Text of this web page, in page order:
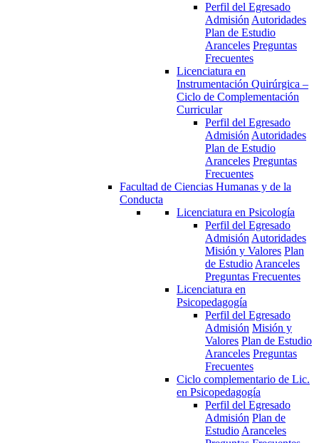
Perfil del Egresado
Admisión Autoridades
Plan de Estudio
Aranceles Preguntas
Frecuentes
Licenciatura en
Instrumentación Quirúrgica –
Ciclo de Complementación
Curricular
Perfil del Egresado
Admisión Autoridades
Plan de Estudio
Aranceles Preguntas
Frecuentes
Facultad de Ciencias Humanas y de la
Conducta
Licenciatura en Psicología
Perfil del Egresado
Admisión Autoridades
Misión y Valores Plan
de Estudio Aranceles
Preguntas Frecuentes
Licenciatura en
Psicopedagogía
Perfil del Egresado
Admisión Misión y
Valores Plan de Estudio
Aranceles Preguntas
Frecuentes
Ciclo complementario de Lic.
en Psicopedagogía
Perfil del Egresado
Admisión Plan de
Estudio Aranceles